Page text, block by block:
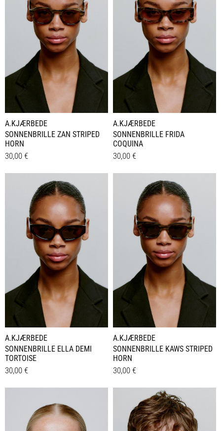
A.KJÆRBEDE
SONNENBRILLE ZAN STRIPED
HORN
30,00 €
Details
A.KJÆRBEDE
SONNENBRILLE FRIDA
COQUINA
30,00 €
Details
A.KJÆRBEDE
SONNENBRILLE ELLA DEMI
TORTOISE
30,00 €
Details
A.KJÆRBEDE
SONNENBRILLE KAWS STRIPED
HORN
30,00 €
Details